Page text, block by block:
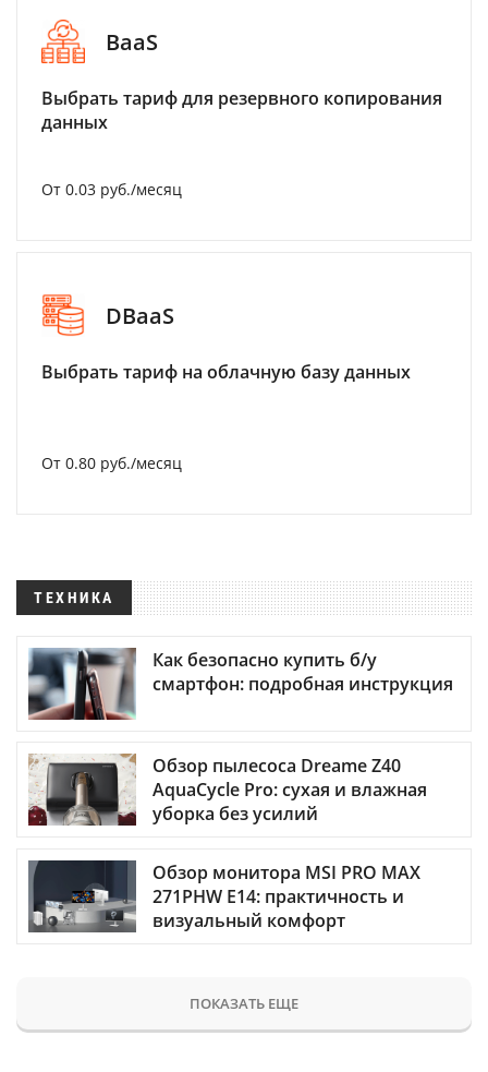
BaaS
Выбрать тариф для резервного копирования
данных
От 0.03 руб./месяц
DBaaS
Выбрать тариф на облачную базу данных
От 0.80 руб./месяц
ТЕХНИКА
Как безопасно купить б/у
смартфон: подробная инструкция
Обзор пылесоса Dreame Z40
AquaCycle Pro: сухая и влажная
уборка без усилий
Обзор монитора MSI PRO MAX
271PHW E14: практичность и
визуальный комфорт
ПОКАЗАТЬ ЕЩЕ